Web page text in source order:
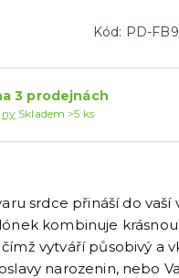
Nové
Kód: PD-
3 prodejnách
Skladem >5 ks
srdce přináší do vaší
kombinuje
vytváří působivý a
narozenin, nebo